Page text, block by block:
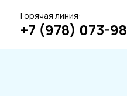
Горячая линия:
+7 (978) 073-